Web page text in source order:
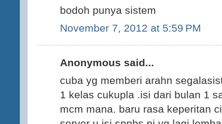
bodoh punya sistem
November 7, 2012 at 5:59 PM
Anonymous said...
cuba yg memberi arahn
1 kelas cukupla .isi dari bulan 1
mcm mana. baru rasa keperitan